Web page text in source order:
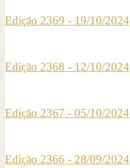
Edição 2369 - 19/10/2024
Edição 2368 - 12/10/2024
Edição 2367 - 05/10/2024
Edição 2366 - 28/09/2024